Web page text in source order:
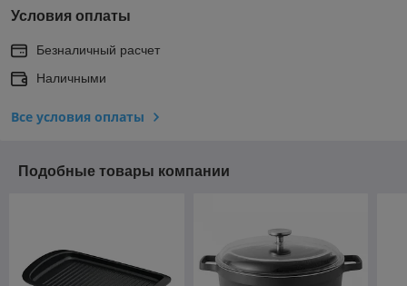
Условия оплаты
Безналичный расчет
Наличными
Все условия оплаты
Подобные товары компании